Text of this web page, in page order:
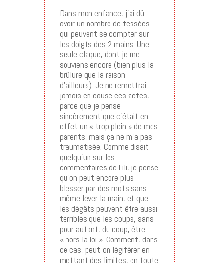
Dans mon enfance, j’ai dû
avoir un nombre de fessées
qui peuvent se compter sur
les doigts des 2 mains. Une
seule claque, dont je me
souviens encore (bien plus la
brûlure que la raison
d’ailleurs). Je ne remettrai
jamais en cause ces actes,
parce que je pense
sincèrement que c’était en
effet un « trop plein » de mes
parents, mais ça ne m’a pas
traumatisée. Comme disait
quelqu’un sur les
commentaires de Lili, je pense
qu’on peut encore plus
blesser par des mots sans
même lever la main, et que
les dégâts peuvent être aussi
terribles que les coups, sans
pour autant, du coup, être
« hors la loi ». Comment, dans
ce cas, peut-on légiférer en
mettant des limites, en toute